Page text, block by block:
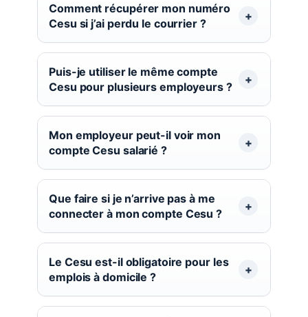
Comment récupérer mon numéro
Cesu si j’ai perdu le courrier ?
Puis-je utiliser le même compte
Cesu pour plusieurs employeurs ?
Mon employeur peut-il voir mon
compte Cesu salarié ?
Que faire si je n’arrive pas à me
connecter à mon compte Cesu ?
Le Cesu est-il obligatoire pour les
emplois à domicile ?